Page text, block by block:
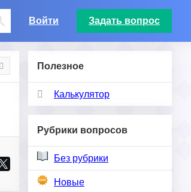
Войти Задать вопрос
Полезное
Калькулятор
Рубрики вопросов
Без рубрики
Новые